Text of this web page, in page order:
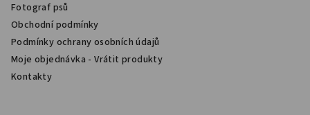
Fotograf psů
Obchodní podmínky
Podmínky ochrany osobních údajů
Moje objednávka - Vrátit produkty
Kontakty